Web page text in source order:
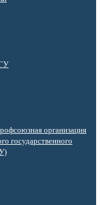
организация
государственного